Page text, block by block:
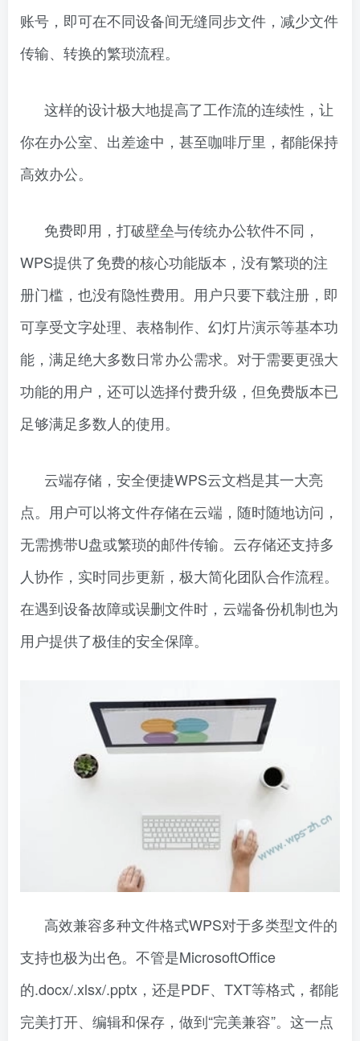
账号，即可在不同设备间无缝同步文件，减少文件
传输、转换的繁琐流程。
这样的设计极大地提高了工作流的连续性，让
你在办公室、出差途中，甚至咖啡厅里，都能保持
高效办公。
免费即用，打破壁垒与传统办公软件不同，
WPS提供了免费的核心功能版本，没有繁琐的注
册门槛，也没有隐性费用。用户只要下载注册，即
可享受文字处理、表格制作、幻灯片演示等基本功
能，满足绝大多数日常办公需求。对于需要更强大
功能的用户，还可以选择付费升级，但免费版本已
足够满足多数人的使用。
云端存储，安全便捷WPS云文档是其一大亮
点。用户可以将文件存储在云端，随时随地访问，
无需携带U盘或繁琐的邮件传输。云存储还支持多
人协作，实时同步更新，极大简化团队合作流程。
在遇到设备故障或误删文件时，云端备份机制也为
用户提供了极佳的安全保障。
高效兼容多种文件格式WPS对于多类型文件的
支持也极为出色。不管是MicrosoftOffice
的.docx/.xlsx/.pptx，还是PDF、TXT等格式，都能
完美打开、编辑和保存，做到“完美兼容”。这一点